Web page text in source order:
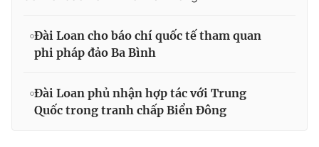
Đài Loan cho báo chí quốc tế tham quan
phi pháp đảo Ba Bình
Đài Loan phủ nhận hợp tác với Trung
Quốc trong tranh chấp Biển Đông